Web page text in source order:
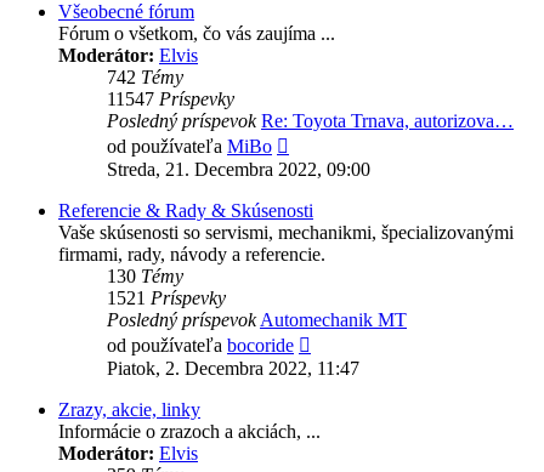
Všeobecné fórum
Fórum o všetkom, čo vás zaujíma ...
Moderátor: Elvis
742 Témy
11547 Príspevky
Posledný príspevok Re: Toyota Trnava, autorizova…
od používateľa MiBo
posledný
Streda, 21. Decembra 2022, 09:00
Referencie & Rady & Skúsenosti
Vaše skúsenosti so servismi, mechanikmi, špecializovanými
firmami, rady, návody a referencie.
130 Témy
1521 Príspevky
Posledný príspevokAutomechanik MT
od používateľa bocoride
posledný
Piatok, 2. Decembra 2022, 11:47
Zrazy, akcie, linky
Informácie o zrazoch a akciách, ...
Moderátor: Elvis